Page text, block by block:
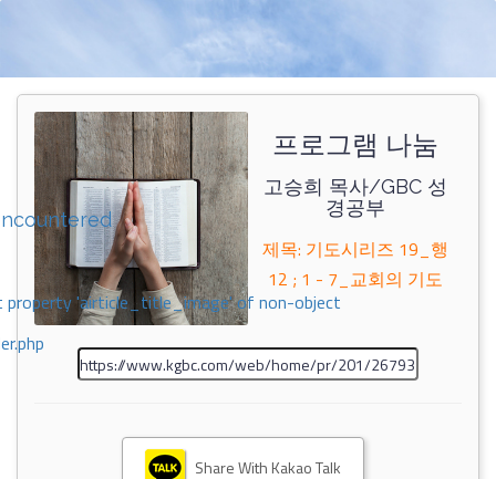
property 'airticle_title_image' of non-object
프로그램 나눔
고승희 목사/GBC 성
경공부
제목: 기도시리즈 19_행
12 ; 1 - 7_교회의 기도
Share With Kakao Talk